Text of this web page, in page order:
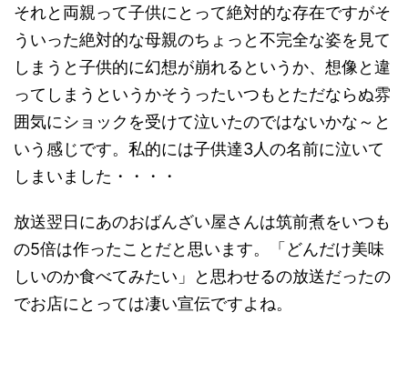
それと両親って子供にとって絶対的な存在ですがそ
ういった絶対的な母親のちょっと不完全な姿を見て
しまうと子供的に幻想が崩れるというか、想像と違
ってしまうというかそうったいつもとただならぬ雰
囲気にショックを受けて泣いたのではないかな～と
いう感じです。私的には子供達3人の名前に泣いて
しまいました・・・・
放送翌日にあのおばんざい屋さんは筑前煮をいつも
の5倍は作ったことだと思います。「どんだけ美味
しいのか食べてみたい」と思わせるの放送だったの
でお店にとっては凄い宣伝ですよね。